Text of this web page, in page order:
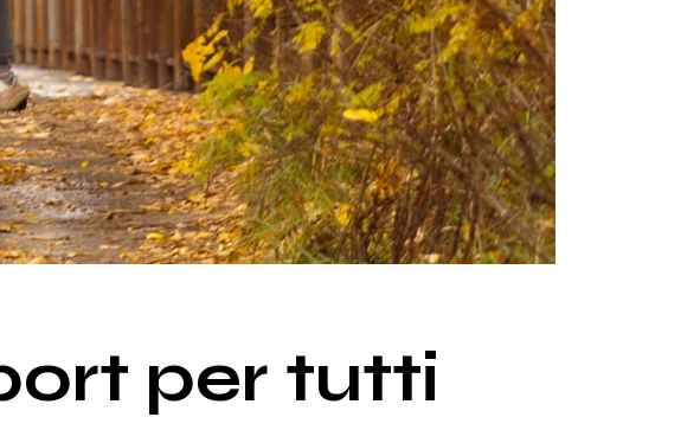
per tutti